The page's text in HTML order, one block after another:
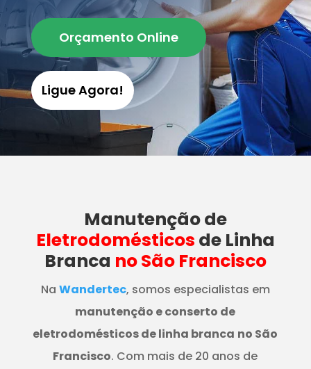
Orçamento Online
Ligue Agora!
Manutençãode
Eletrodomésticos de Linha
Branca no São Francisco
Na Wandertec, somos especialistas em
manutenção e conserto de
eletrodomésticos de linha branca no São
Francisco. Com mais de 20 anos de